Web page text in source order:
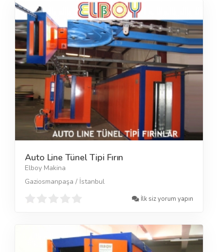
Auto Line Tünel Tipi Fırın
Elboy Makina
Gaziosmanpaşa / İstanbul
İlk siz yorum yapın